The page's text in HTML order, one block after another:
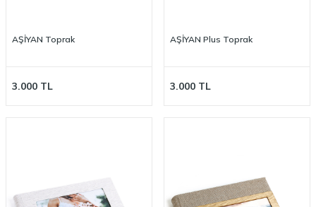
AŞİYAN Toprak
3.000 TL
AŞİYAN Plus Toprak
3.000 TL